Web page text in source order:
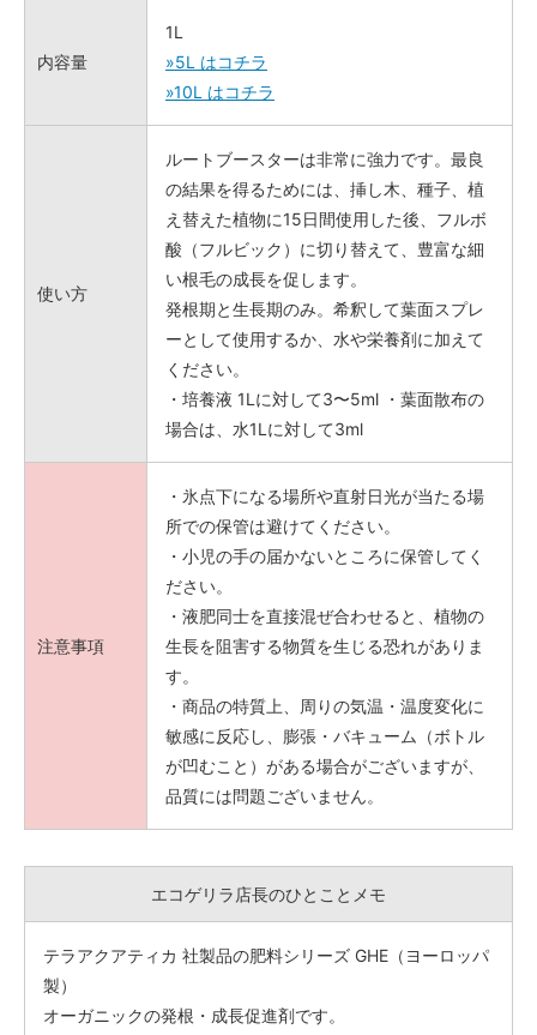
内容量
1L
»5L はコチラ
»10L はコチラ
使い方
ルートブースターは非常に強力です。最良
の結果を得るためには、挿し木、種子、植
え替えた植物に15日間使用した後、フルボ
酸（フルビック）に切り替えて、豊富な細
い根毛の成長を促します。
発根期と生長期のみ。希釈して葉面スプレ
ーとして使用するか、水や栄養剤に加えて
ください。
・培養液 1Lに対して3〜5ml ・葉面散布の
場合は、水1Lに対して3ml
注意事項
・氷点下になる場所や直射日光が当たる場
所での保管は避けてください。
・小児の手の届かないところに保管してく
ださい。
・液肥同士を直接混ぜ合わせると、植物の
生長を阻害する物質を生じる恐れがありま
す。
・商品の特質上、周りの気温・温度変化に
敏感に反応し、膨張・バキューム（ボトル
が凹むこと）がある場合がございますが、
品質には問題ございません。
エコゲリラ店長のひとことメモ
テラアクアティカ 社製品の肥料シリーズ GHE（ヨーロッパ
製）
オーガニックの発根・成長促進剤です。